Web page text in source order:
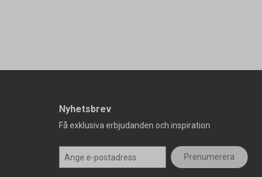
Nyhetsbrev
Få exklusiva erbjudanden och inspiration
Prenumerera